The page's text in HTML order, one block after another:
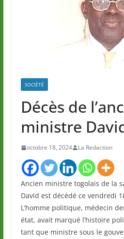
SOCIÉTÉ
Décès de
ministre
octobre 18, 2024 La Redaction
Ancien ministre togolais de la
David est décédé ce vendredi
L’homme politique, médecin
état, avait marqué l’histoire
tant que ministre sous le